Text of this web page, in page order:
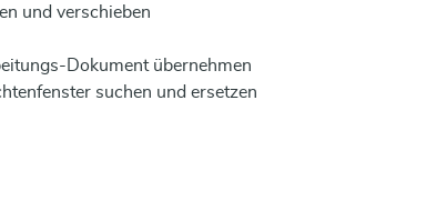
und verschieben
Dokument übernehmen
suchen und ersetzen